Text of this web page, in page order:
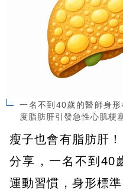
一名不到40歲的醫師身
度脂肪肝引發急性心肌梗
瘦子也會有脂肪肝
分享，一名不到40
運動習慣，身形標